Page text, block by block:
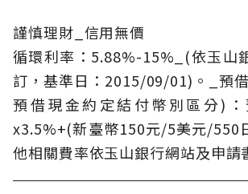
謹慎理財_信用無價
循環利率：5.88%-15%_(依玉山
訂，基準日：2015/09/01)。_預
預借現金約定結付幣別區分)
x3.5%+(新臺幣150元/5美元/550
他相關費率依玉山銀行網站及申請